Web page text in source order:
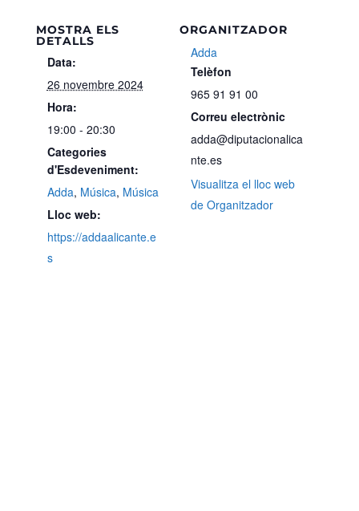
MOSTRA ELS
DETALLS
Data:
26 novembre 2024
Hora:
19:00 - 20:30
Categories
d'Esdeveniment:
Adda, Música, Música
Lloc web:
https://addaalicante.e
s
ORGANITZADOR
Adda
Telèfon
965 91 91 00
Correu electrònic
adda@diputacionalica
nte.es
Visualitza el lloc web
de Organitzador